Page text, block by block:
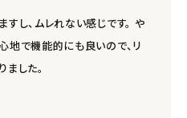
し、ムレれない感じです。 や
地で機能的にも良いので、リ
した。